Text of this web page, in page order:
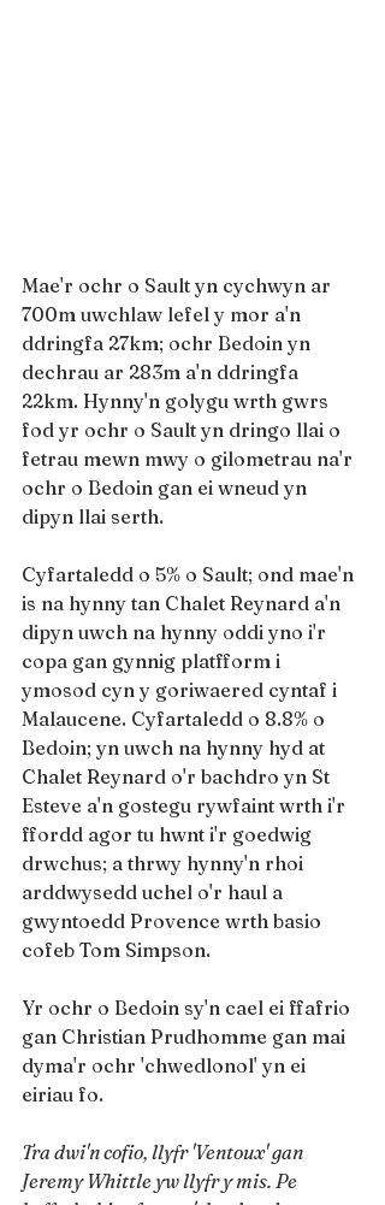
Mae'r ochr o Sault yn cychwyn ar
700m uwchlaw lefel y mor a'n
ddringfa 27km; ochr Bedoin yn
dechrau ar 283m a'n ddringfa
22km. Hynny'n golygu wrth gwrs
fod yr ochr o Sault yn dringo llai o
fetrau mewn mwy o gilometrau na'r
ochr o Bedoin gan ei wneud yn
dipyn llai serth.
Cyfartaledd o 5% o Sault; ond mae'n
is na hynny tan Chalet Reynard a'n
dipyn uwch na hynny oddi yno i'r
copa gan gynnig platfform i
ymosod cyn y goriwaered cyntaf i
Malaucene. Cyfartaledd o 8.8% o
Bedoin; yn uwch na hynny hyd at
Chalet Reynard o'r bachdro yn St
Esteve a'n gostegu rywfaint wrth i'r
ffordd agor tu hwnt i'r goedwig
drwchus; a thrwy hynny'n rhoi
arddwysedd uchel o'r haul a
gwyntoedd Provence wrth basio
cofeb Tom Simpson.
Yr ochr o Bedoin sy'n cael ei ffafrio
gan Christian Prudhomme gan mai
dyma'r ochr 'chwedlonol' yn ei
eiriau fo.
Tra dwi'n cofio, llyfr 'Ventoux' gan
Jeremy Whittle yw llyfr y mis. Pe